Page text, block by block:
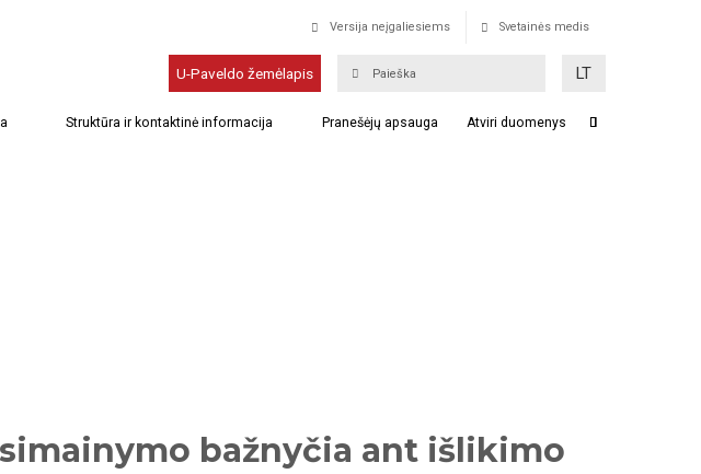
Versija neįgaliesiems Svetainės medis
U-Paveldo žemėlapis LT
Struktūra ir kontaktinė informacija Pranešėjų apsauga Atviri duomenys
bažnyčia ant išlikimo